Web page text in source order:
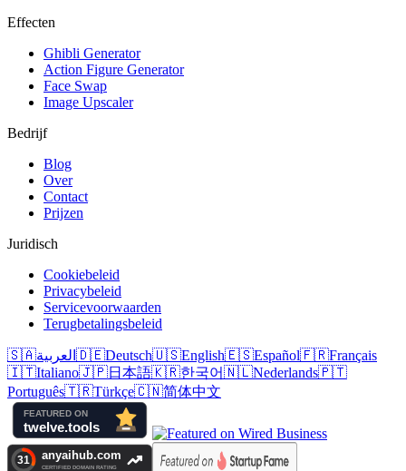
Effecten
Ghibli Generator
Action Figure Generator
Face Swap
Image Upscaler
Bedrijf
Blog
Over
Contact
Prijzen
Juridisch
Cookiebeleid
Privacybeleid
Servicevoorwaarden
Terugbetalingsbeleid
🇸🇦العربية 🇩🇪Deutsch🇺🇸English🇪🇸Español🇫🇷Français
🇮🇹Italiano🇯🇵日本語🇰🇷한국어🇳🇱Nederlands🇵🇹
Português🇹🇷Türkçe🇨🇳简体中文